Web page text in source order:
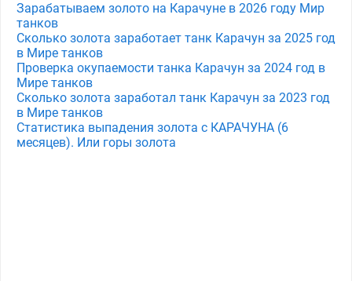
Зарабатываем золото на Карачуне в 2026 году Мир
танков
Сколько золота заработает танк Карачун за 2025 год
в Мире танков
Проверка окупаемости танка Карачун за 2024 год в
Мире танков
Сколько золота заработал танк Карачун за 2023 год
в Мире танков
Статистика выпадения золота с КАРАЧУНА (6
месяцев). Или горы золота